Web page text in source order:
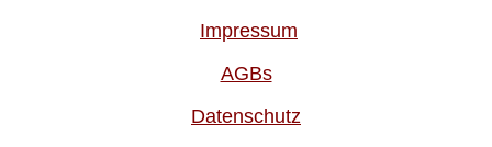
Impressum
AGBs
Datenschutz